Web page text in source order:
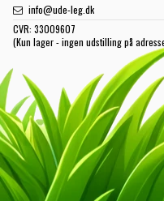
info@ude-leg.dk
CVR: 33009607
(Kun lager - ingen udstilling på